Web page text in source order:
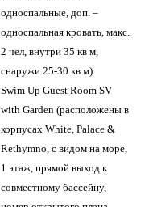
односпальные, доп. –
односпальная кровать, макс.
2 чел, внутри 35 кв м,
снаружи 25-30 кв м)
Swim Up Guest Room SV
with Garden (расположены в
корпусах White, Palace &
Rethymno, с видом на море,
1 этаж, прямой выход к
совместному бассейну,